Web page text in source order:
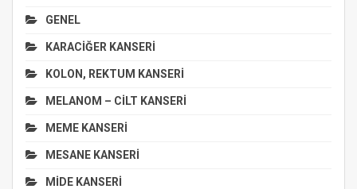
GENEL
KARACİĞER KANSERİ
KOLON, REKTUM KANSERİ
MELANOM – CİLT KANSERİ
MEME KANSERİ
MESANE KANSERİ
MİDE KANSERİ